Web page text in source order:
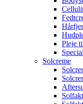
Pleje
Solcreme